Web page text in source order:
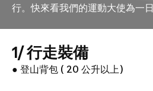
行。快來看我們的運動大使為一
1/ 行走裝備
● 登山背包 ( 20 公升以上)